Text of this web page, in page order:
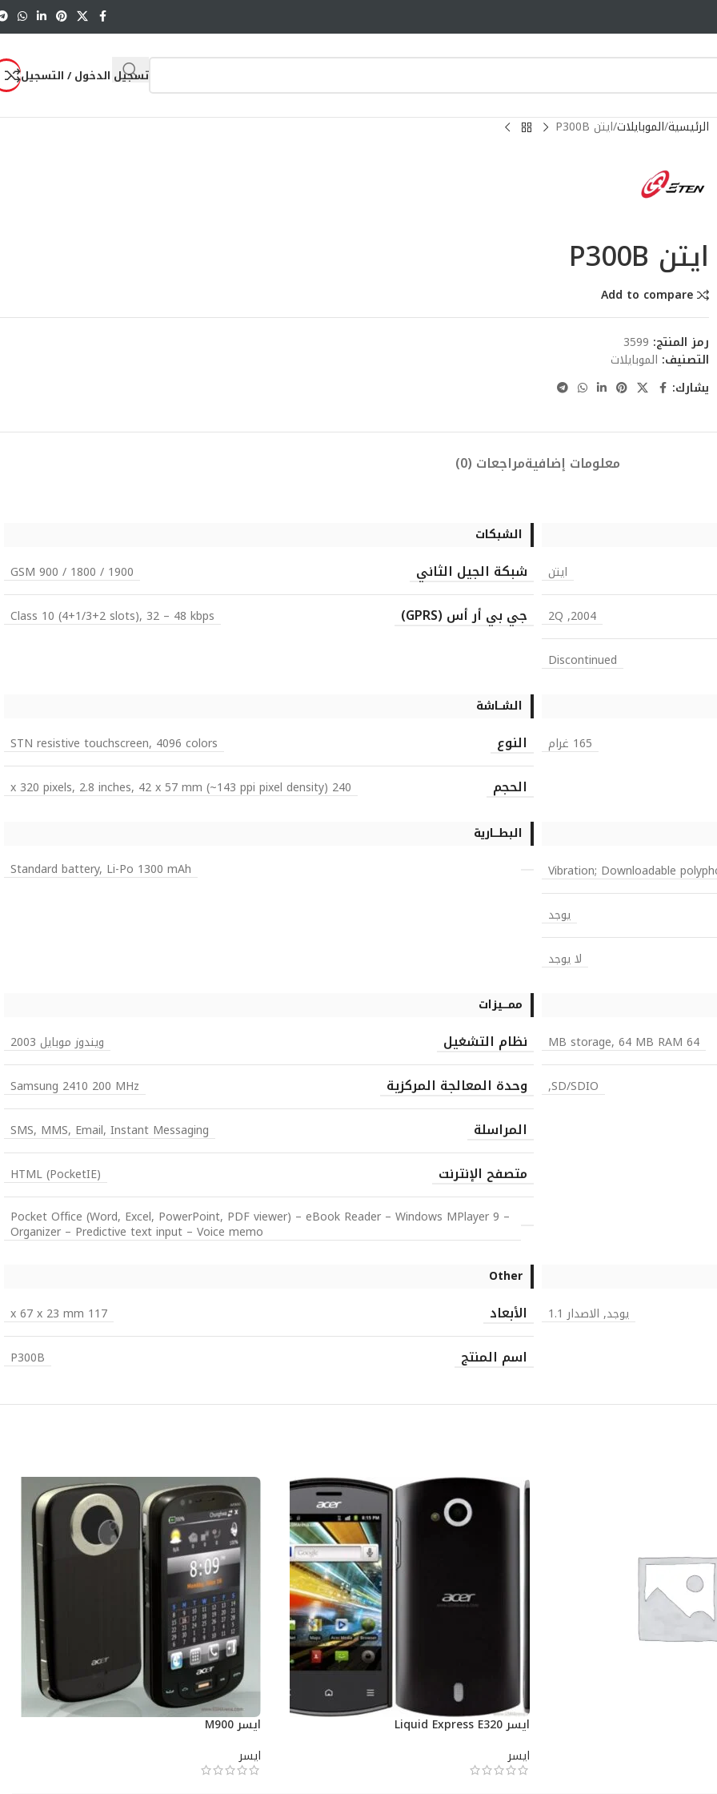
تسجيل الدخول / التسجيل
الرئيسية الموبايلات ايتن P300B
ايتن P300B
Add to compare
رمز المنتج: 3599
التصنيف: الموبايلات
يشارك:
معلومات إضافيةمراجعات (0)
ايتن
2004, 2Q
Discontinued
الشبكات
شبكة الجيل الثاني GSM 900 / 1800 / 1900
جي بي أر أس (GPRS) Class 10 (4+1/3+2 slots), 32 – 48 kbps
165 غرام
الشــاشة
النوع STN resistive touchscreen, 4096 colors
الحجم 240 x 320 pixels, 2.8 inches, 42 x 57 mm (~143 ppi pixel density)
Vibration; Downloadable
يوجد
لا يوجد
البطـــارية
Standard battery, Li-Po 1300 mAh
64 MB storage, 64 MB RAM
SD/SDIO,
ممـــيزات
نظام التشغيل ويندوز موبايل 2003
وحدة المعالجة المركزية Samsung 2410 200 MHz
المراسلة SMS, MMS, Email, Instant Messaging
متصفح الإنترنت
HTML (PocketIE)
Pocket Office (Word, Excel, PowerPoint, PDF viewer) – eBook Reader – Windows MPlayer 9 –
Organizer – Predictive text input – Voice memo
يوجد, الاصدار 1.1
Other
الأبعاد 117 x 67 x 23 mm
اسم المنتج P300B
ايسر Liquid Express E320
ايسر
ايسر M900
ايسر